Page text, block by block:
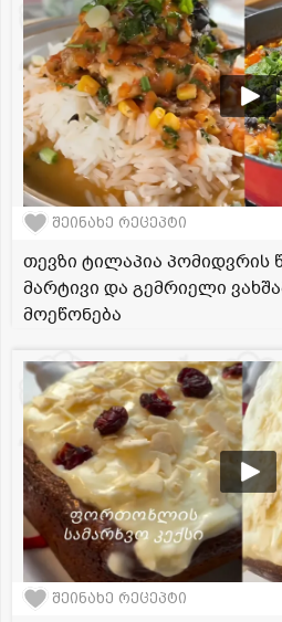
შეინახე რეცეპტი
თევზი ტილაპია პომიდვრის
მარტივი და გემრიელი
მოეწონება
შეინახე რეცეპტი